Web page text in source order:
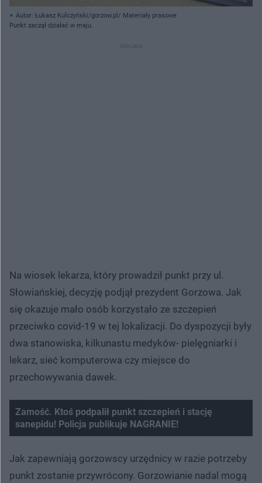
Autor: Łukasz Kulczyński/gorzow.pl/ Materiały prasowe
Punkt zaczął działać w maju.
Na wiosek lekarza, który prowadził punkt przy ul.
Słowiańskiej, decyzję podjął prezydent Gorzowa. Jak
się okazuje mało osób korzystało ze szczepień
przeciwko covid-19 w tej lokalizacji. Do dyspozycji były
dwa stanowiska, kilkunastu medyków- pielęgniarki i
lekarz, sieć komputerowa czy miejsce do
przechowywania dawek.
Zamość. Ktoś podpalił punkt szczepień i stację
sanepidu! Policja publikuje NAGRANIE!
Spróbuj ponownie
Jak zapewniają gorzowscy urzędnicy w razie potrzeby
punkt zostanie przywrócony. Gorzowianie nadal mogą